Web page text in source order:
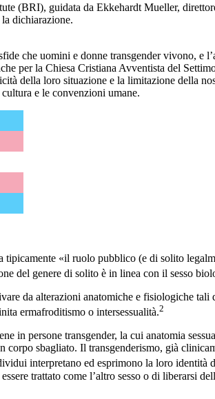
(BRI), guidata da Ekkehardt Mueller,
dichiarazione.
che uomini e donne transgender vivono,
per la Chiesa Cristiana Avventista del
della loro situazione e la limitazione della
e le convenzioni umane.
tipicamente «il ruolo pubblico (e di solito
del genere di solito è in linea con il sesso
da alterazioni anatomiche e fisiologiche
ermafroditismo o intersessualità.2
in persone transgender, la cui anatomia
corpo sbagliato. Il transgenderismo, già
interpretano ed esprimono la loro identità
trattato come l’altro sesso o di liberarsi